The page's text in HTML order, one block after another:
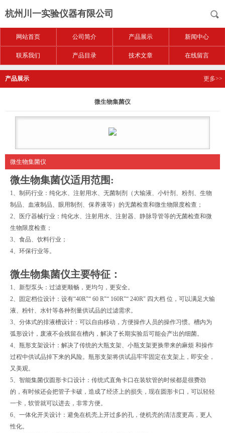
杭州川一实验仪器有限公司
网站首页 公司简介 产品展示 新闻中心
联系我们 产品目录 技术文章 在线留言
产品展示 更多>>
微生物集菌仪
微生物集菌仪
微生物集菌仪适用范围:
1、制药行业：纯化水、注射用水、无菌制剂（大输液、小针剂、粉剂、生物
制品、血液制品、眼用制剂、保养液等）的无菌检查和微生物限度检查；
2、医疗器械行业：纯化水、注射用水、注射器、静脉导管等的无菌检查和微
生物限度检查；
3、食品、饮料行业；
4、环保行业等。
微生物集菌仪主要特征：
1、新型泵头：过滤更顺畅，更均匀，更安全。
2、固定档位设计：设有“40R"“ 60 R"“ 160R"“ 240R" 四大档 位，可以满足大输
液、粉针、水针等各种剂量供试品的过滤需求。
3、分体式的排液槽设计：可以自由移动，方便操作人员的操作习惯。槽内为
弧形设计，废液不会残留在槽内，解决了长期实验后可能会产出的细菌。
4、瓶形支架设计：解决了传统的大瓶支架、小瓶支架更换带来的麻烦 和操作
过程中供试品掉下来的风险。瓶形支架将供试品牢牢固定在支架上，即安全，
又美观。
5、智能集菌仪圆形卡口设计：传统式直角卡口在装软管的时候都是很费劲
的，有时候还会把管子卡破，造成了经济上的损失，现在圆形卡口，可以轻轻
一卡，软管就可以进去，非常方便。
6、一体化开关设计：避免在机壳上开过多的孔，使机壳的清洁度更高，更人
性化。